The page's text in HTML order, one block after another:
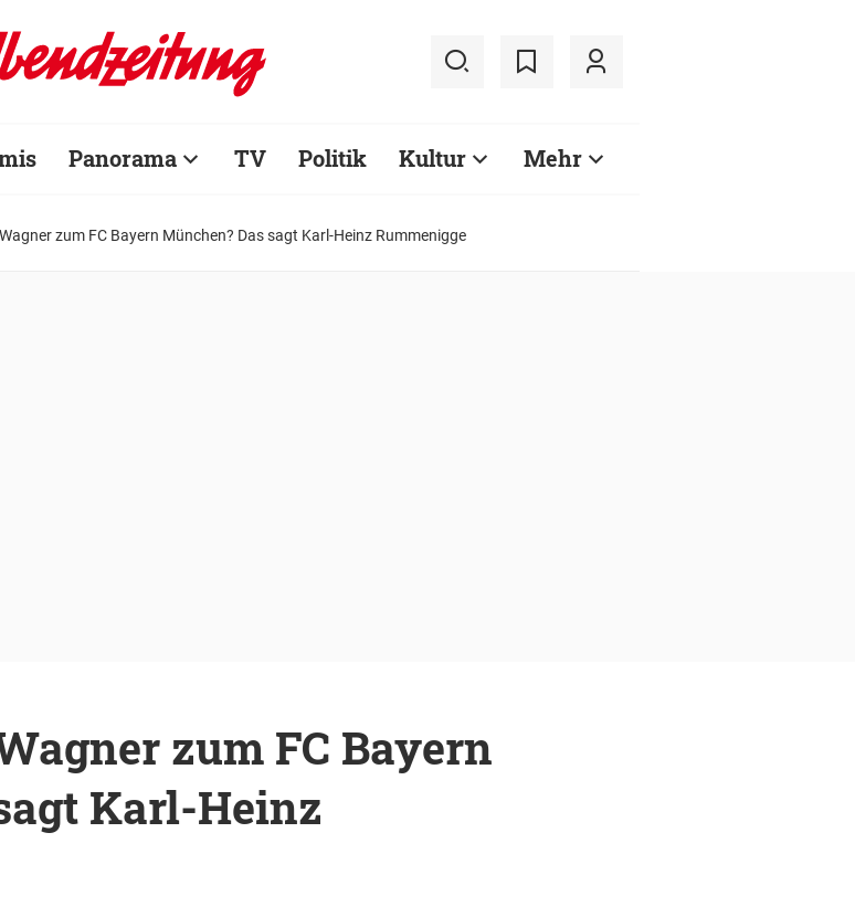
Panorama TV Politik Kultur Mehr
zum FC Bayern München? Das sagt Karl-Heinz Rummenigge
zum FC Bayern
Karl-Heinz